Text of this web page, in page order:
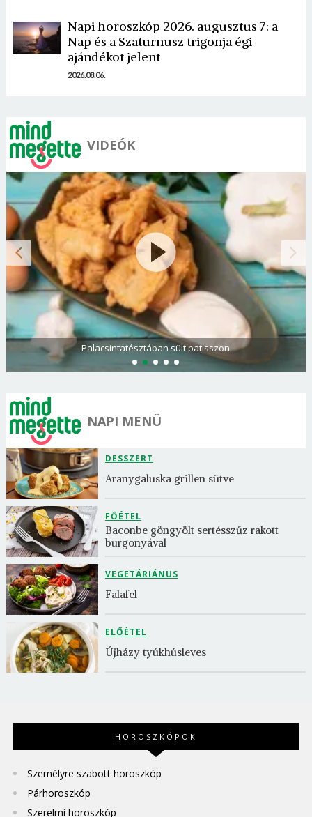
Napi horoszkóp 2026. augusztus 7: a
Nap és a Szaturnusz trigonja égi
ajándékot jelent
2026.08.06.
VIDEÓK
Palacsintatésztában sült patisszon
NAPI MENÜ
DESSZERT
Aranygaluska grillen sütve
FŐÉTEL
Baconbe göngyölt sertésszűz rakott
burgonyával
VEGETÁRIÁNUS
Falafel
ELŐÉTEL
Újházy tyúkhúsleves
HOROSZKÓPOK
Személyre szabott horoszkóp
Párhoroszkóp
Szerelmi horoszkóp